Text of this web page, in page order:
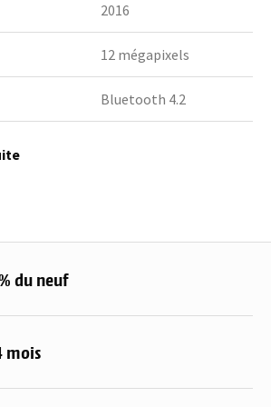
2016
12 mégapixels
Bluetooth 4.2
du neuf
mois